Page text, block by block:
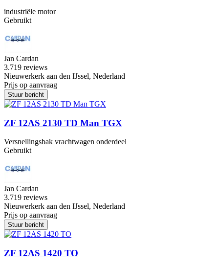
industriële motor
Gebruikt
Jan Cardan
3.719 reviews
Nieuwerkerk aan den IJssel, Nederland
Prijs op aanvraag
Stuur bericht
ZF 12AS 2130 TD Man TGX
Versnellingsbak vrachtwagen onderdeel
Gebruikt
Jan Cardan
3.719 reviews
Nieuwerkerk aan den IJssel, Nederland
Prijs op aanvraag
Stuur bericht
ZF 12AS 1420 TO